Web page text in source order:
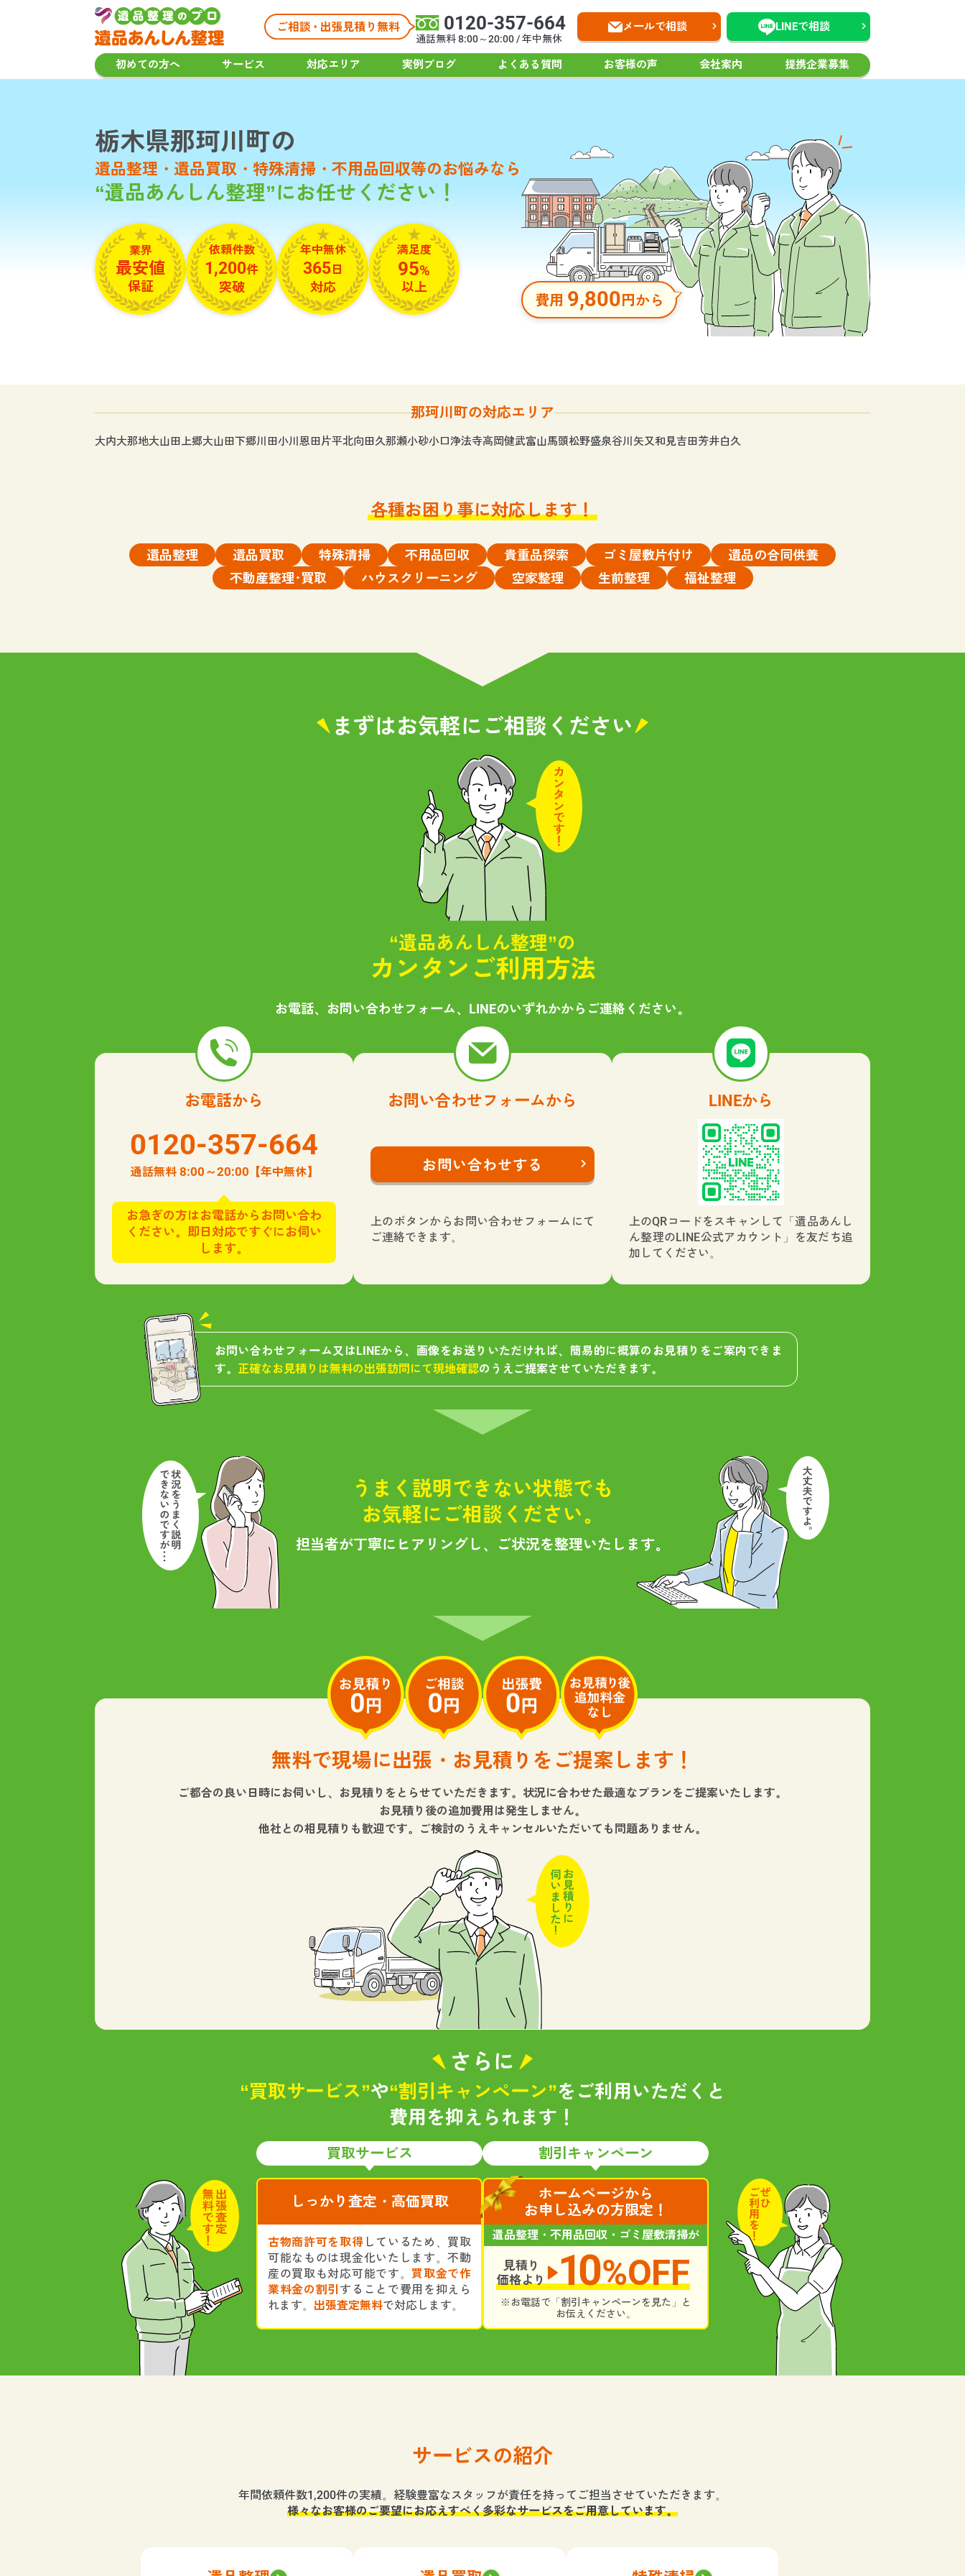
0120-357-664
通話無料 8:00～20:00 / 年中無休
メールで相談 LINEで相談
初めての方へ サービス 対応エリア 実例ブログ よくある質問 お客様の声 会社案内 提携企業募集
栃木県那珂川町の
遺品整理・遺品買取・ 特殊清掃・不用品回収等のお悩みなら
“遺品あんしん整理”にお任せください！
費用 9,800 円から
業界
最安値
保証
依頼件数
1,200件
突破
年中無休
365日
対応
満足度
95%
以上
那珂川町の対応エリア
大内大那地大山田上郷大山田下郷川田小川 恩田片平北向田久那瀬小砂小口浄法寺高岡健武富山馬頭松野盛泉谷川 矢又和見吉田芳井白久
各種お困り事に対応します！
遺品整理 遺品買取 特殊清掃 不用品回収 貴重品探索 ゴミ屋敷片付け
遺品の合同供養
不動産整理･買取
ハウスクリーニング 空家整理 生前整理 福祉整理
まずはお気軽に ご相談ください
“遺品あんしん整理”の
カンタンご利用方法
お電話、お問い合わせフォーム、LINEのいずれかからご連絡ください。
お電話から
0120-357-664
通話無料 8:00～20:00 【年中無休】
お急ぎの方はお電話からお問い合わ
ください。即日対応ですぐにお伺い
します。
お問い合わせフォームから
お問い合わせする
上のボタンからお問い合わせフォームにて
ご連絡できます。
LINEから
上のQRコードをスキャンして「遺品あんし
ん整理のLINE公式アカウント」を友だち追
加してください。
お問い合わせフォーム又はLINEから、画像をお送りいただければ、簡易的に概算のお見積りをご案内できま
す。 正確なお見積りは無料の出張訪問にて現地確認のうえご提案させていただきます。
うまく説明できない状態でも
お気軽にご相談ください。
担当者が丁寧にヒアリングし、ご状況を整理いたします。
無料で現場に出張・お見積りをご提案します！
ご都合の良い日時にお伺いし、お見積りをとらせていただきます。状況に合わせた最適なプランをご提案いたします。
お見積り後の追加費用は発生しません。
他社との相見積りも歓迎です。ご検討のうえキャンセルいただいても問題ありません。
さらに
“買取サービス”や“割引キャンペーン”をご利用いただくと
費用を抑えられます！
買取サービス
しっかり査定・高価買取
古物商許可を取得 しているため、買取
可能なものは現金化いたします。不動
産の買取も対応可能です。 買取金で作
業料金の割引 することで費用を抑えら
れます。 出張査定無料で対応します。
割引キャンペーン
ホームページから
お申し込みの方限定！
遺品整理・不用品回収・ゴミ屋敷清掃が
見積り
価格より
10%OFF
※お電話で「割引キャンペーンを見た」と
お伝えください。
サービスの紹介
年間依頼件数1,200件の実績。経験豊富なスタッフが責任を持ってご担当させていただきます。
様々なお客様のご要望にお応えすべく多彩なサービスをご用意しています。